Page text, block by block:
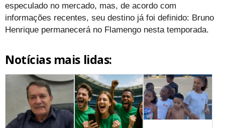
especulado no mercado, mas, de acordo com
informações recentes, seu destino já foi definido: Bruno
Henrique permanecerá no Flamengo nesta temporada.
Notícias mais lidas: